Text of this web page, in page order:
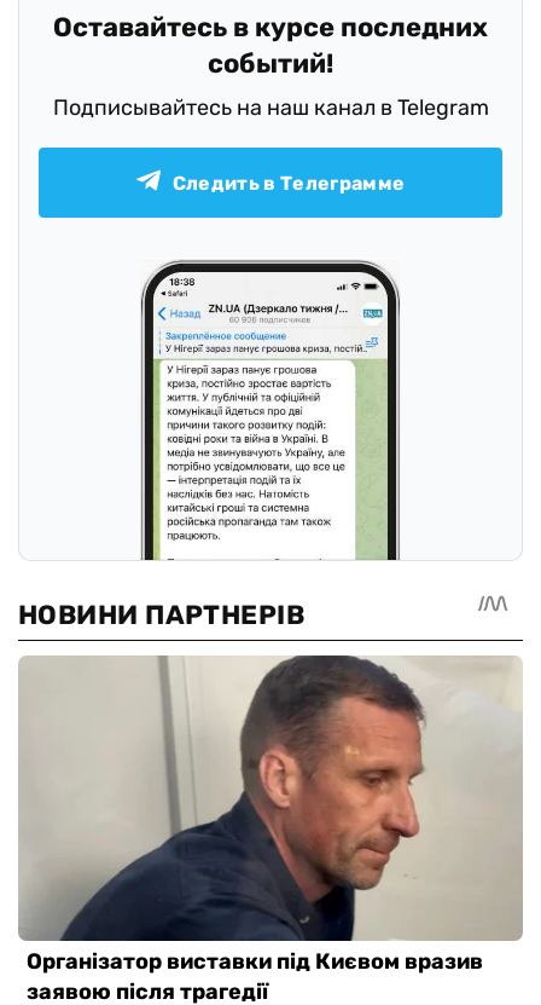
Оставайтесь в курсе последних
событий!
Подписывайтесь на наш канал в Telegram
Следить в Телеграмме